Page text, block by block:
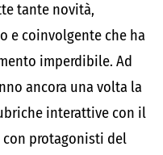
tante novità,
e coinvolgente che ha
imperdibile. Ad
ancora una volta la
interattive con il
protagonisti del